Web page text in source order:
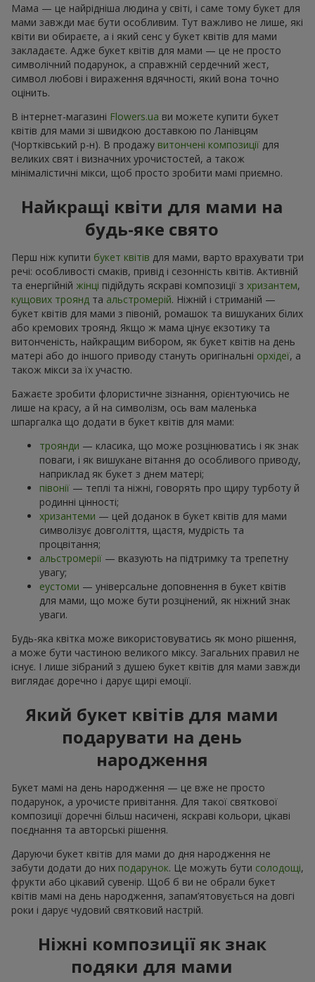
Мама — це найрідніша людина у світі, і саме тому букет для
мами завжди має бути особливим. Тут важливо не лише, які
квіти ви обираєте, а і який сенс у букет квітів для мами
закладаєте. Адже букет квітів для мами — це не просто
символічний подарунок, а справжній сердечний жест,
символ любові і вираження вдячності, який вона точно
оцінить.
В інтернет-магазині Flowers.ua ви можете купити букет
квітів для мами зі швидкою доставкою по Ланівцям
(Чортківський р-н). В продажу витончені композиції для
великих свят і визначних урочистостей, а також
мінімалістичні мікси, щоб просто зробити мамі приємно.
Найкращі квіти для мами на
будь-яке свято
Перш ніж купити букет квітів для мами, варто врахувати три
речі: особливості смаків, привід і сезонність квітів. Активній
та енергійній жінці підійдуть яскраві композиції з хризантем,
кущових троянд та альстромерій. Ніжній і стриманій —
букет квітів для мами з півоній, ромашок та вишуканих білих
або кремових троянд. Якщо ж мама цінує екзотику та
витонченість, найкращим вибором, як букет квітів на день
матері або до іншого приводу стануть оригінальні орхідеї, а
також мікси за їх участю.
Бажаєте зробити флористичне зізнання, орієнтуючись не
лише на красу, а й на символізм, ось вам маленька
шпаргалка що додати в букет квітів для мами:
троянди — класика, що може розцінюватись і як знак
поваги, і як вишукане вітання до особливого приводу,
наприклад як букет з днем матері;
півонії — теплі та ніжні, говорять про щиру турботу й
родинні цінності;
хризантеми — цей доданок в букет квітів для мами
символізує довголіття, щастя, мудрість та
процвітання;
альстромерії — вказують на підтримку та трепетну
увагу;
еустоми — універсальне доповнення в букет квітів
для мами, що може бути розцінений, як ніжний знак
уваги.
Будь-яка квітка може використовуватись як моно рішення,
а може бути частиною великого міксу. Загальних правил не
існує. І лише зібраний з душею букет квітів для мами завжди
виглядає доречно і дарує щирі емоції.
Який букет квітів для мами
подарувати на день
народження
Букет мамі на день народження — це вже не просто
подарунок, а урочисте привітання. Для такої святкової
композиції доречні більш насичені, яскраві кольори, цікаві
поєднання та авторські рішення.
Даруючи букет квітів для мами до дня народження не
забути додати до них подарунок. Це можуть бути солодощі,
фрукти або цікавий сувенір. Щоб б ви не обрали букет
квітів мамі на день народження, запам’ятовується на довгі
роки і дарує чудовий святковий настрій.
Ніжні композиції як знак
подяки для мами